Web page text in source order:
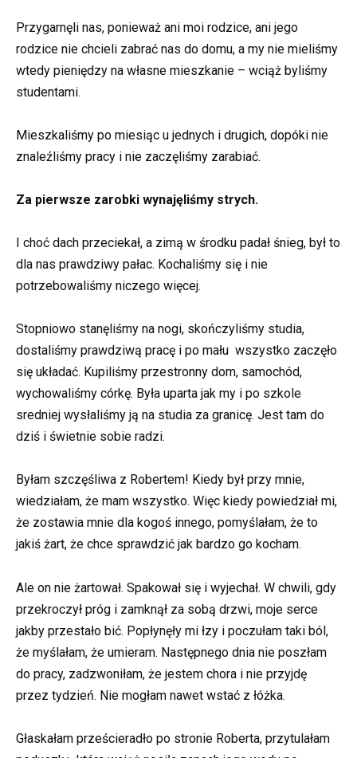
Przygarnęli nas, ponieważ ani moi rodzice, ani jego
rodzice nie chcieli zabrać nas do domu, a my nie mieliśmy
wtedy pieniędzy na własne mieszkanie – wciąż byliśmy
studentami.
Mieszkaliśmy po miesiąc u jednych i drugich, dopóki nie
znaleźliśmy pracy i nie zaczęliśmy zarabiać.
Za pierwsze zarobki wynajęliśmy strych.
I choć dach przeciekał, a zimą w środku padał śnieg, był to
dla nas prawdziwy pałac. Kochaliśmy się i nie
potrzebowaliśmy niczego więcej.
Stopniowo stanęliśmy na nogi, skończyliśmy studia,
dostaliśmy prawdziwą pracę i po mału wszystko zaczęło
się układać. Kupiliśmy przestronny dom, samochód,
wychowaliśmy córkę. Była uparta jak my i po szkole
sredniej wysłaliśmy ją na studia za granicę. Jest tam do
dziś i świetnie sobie radzi.
Byłam szczęśliwa z Robertem! Kiedy był przy mnie,
wiedziałam, że mam wszystko. Więc kiedy powiedział mi,
że zostawia mnie dla kogoś innego, pomyślałam, że to
jakiś żart, że chce sprawdzić jak bardzo go kocham.
Ale on nie żartował. Spakował się i wyjechał. W chwili, gdy
przekroczył próg i zamknął za sobą drzwi, moje serce
jakby przestało bić. Popłynęły mi łzy i poczułam taki ból,
że myślałam, że umieram. Następnego dnia nie poszłam
do pracy, zadzwoniłam, że jestem chora i nie przyjdę
przez tydzień. Nie mogłam nawet wstać z łóżka.
Głaskałam prześcieradło po stronie Roberta, przytulałam